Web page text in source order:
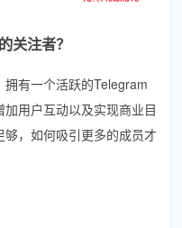
关注者？
有一个活跃的Telegram
用户互动以及实现商业目
，如何吸引更多的成员才